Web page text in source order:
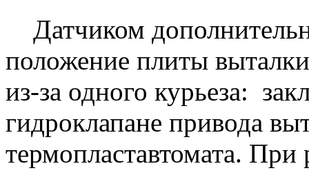
Датчиком
положение плиты
из-за одного курьеза:
гидроклапане привода
термопластавтомата.